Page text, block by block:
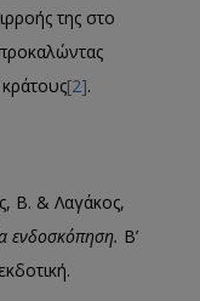
της στο
[2].
Β. & Λαγάκος,
ενδοσκόπηση. Β’